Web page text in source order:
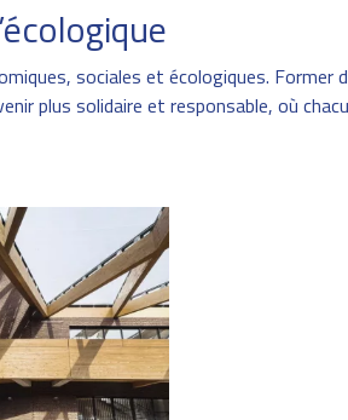
sociales et écologiques. Former
plus solidaire et responsable, où